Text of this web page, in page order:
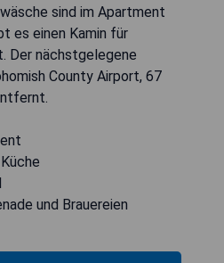
sind im Apartment
es einen Kamin für
Der nächstgelegene
County Airport, 67
und Brauereien